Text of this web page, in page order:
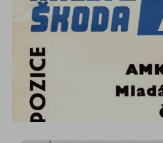
Původ cookies se Vašem
ovlivněn první stranou
Vámi (cookies můžete
mazat např. přes nástroje pro
třetí stranou (vložené
návštěvnosti a marketing).
Dále cookies dělíme na